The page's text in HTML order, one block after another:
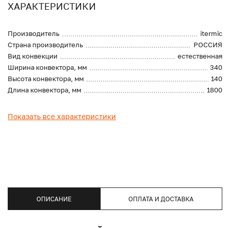
ХАРАКТЕРИСТИКИ
Производитель
itermic
Страна производитель
РОССИЯ
Вид конвекции
естественная
Ширина конвектора, мм
340
Высота конвектора, мм
140
Длина конвектора, мм
1800
Показать все характеристики
ОПИСАНИЕ ОПЛАТА И ДОСТАВКА